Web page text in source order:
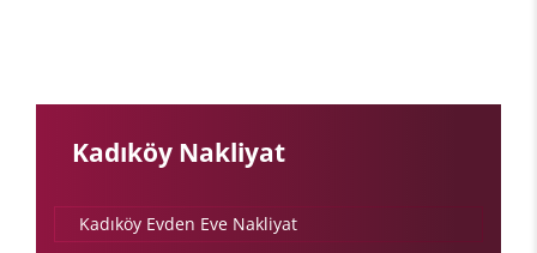
Kadıköy Nakliyat
Kadıköy Evden Eve Nakliyat